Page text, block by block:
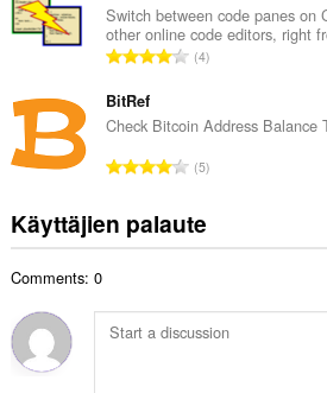
e
n
s
y
h
e
s
:
i
o
i
y
h
e
n
:
Switch between code panes on
other online code editors, right
A
i
i
a
y
e
e
4
BitRef
Check Bitcoin Address Balance
A
v
i
t
a
5
Käyttäjien palaute
Comments: 0